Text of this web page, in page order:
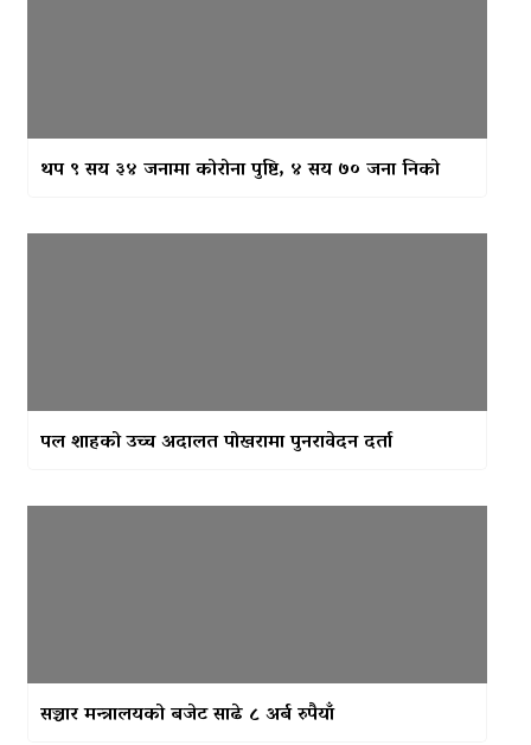
थप ९ सय ३४ जनामा कोरोना पुष्टि, ४ सय ७० जना निको
पल शाहको उच्च अदालत पोखरामा पुनरावेदन दर्ता
सञ्चार मन्त्रालयको बजेट साढे ८ अर्ब रुपैयाँ